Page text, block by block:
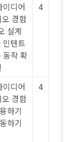
이디어
경험
설계
인텐트
동작 확
4
이디어
경험
하기
하기
4